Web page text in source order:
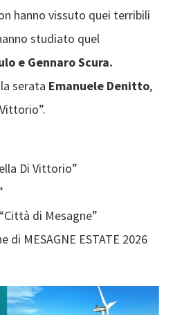
hanno vissuto quei terribili
studiato quel
e Gennaro Scura.
serata Emanuele Denitto,
Di Vittorio”
di Mesagne”
di MESAGNE ESTATE 2026